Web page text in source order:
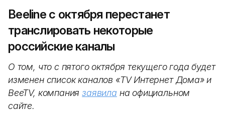
Beeline с октября перестанет
транслировать некоторые
российские каналы
О том, что с пятого октября текущего года будет
изменен список каналов «TV Интернет Дома» и
BeeTV, компаниязаявила на официальном
сайте.